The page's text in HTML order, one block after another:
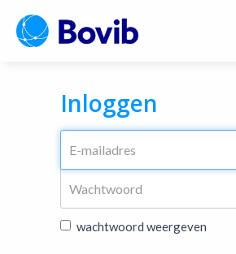
Inloggen
wachtwoord weergeven